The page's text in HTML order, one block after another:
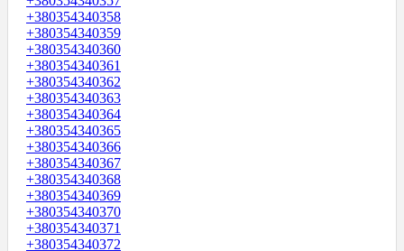
+380354340358
+380354340359
+380354340360
+380354340361
+380354340362
+380354340363
+380354340364
+380354340365
+380354340366
+380354340367
+380354340368
+380354340369
+380354340370
+380354340371
+380354340372